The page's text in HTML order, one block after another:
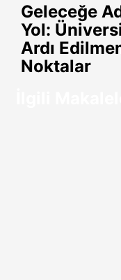
Geleceğe
Yol:
Ardı
Noktalar